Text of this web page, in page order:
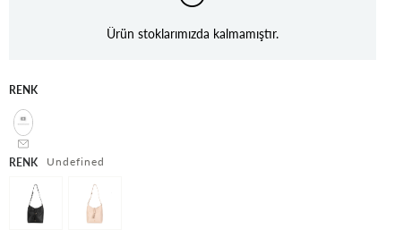
Ürün stoklarımızda kalmamıştır.
RENK
RENK undefined